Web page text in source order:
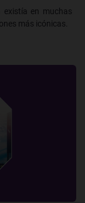
en muchas
más icónicas.